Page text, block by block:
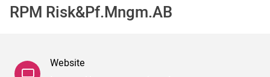
RPM Risk&Pf.Mngm.AB
Website